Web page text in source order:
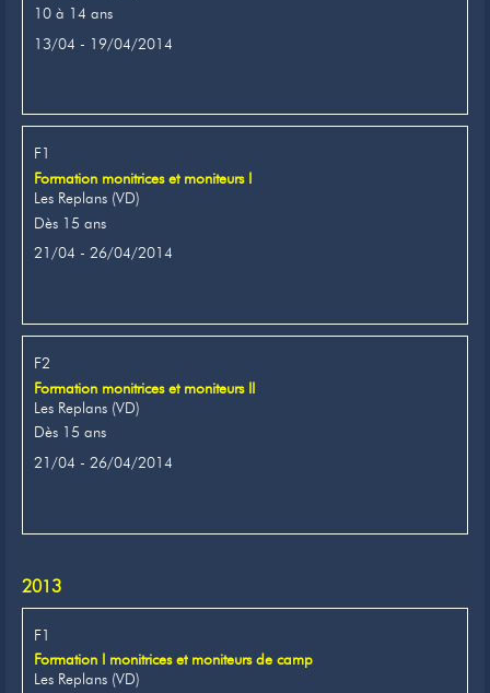
10 à 14 ans
13/04 - 19/04/2014
F1
Formation monitrices et moniteurs I
Les Replans (VD)
Dès 15 ans
21/04 - 26/04/2014
F2
Formation monitrices et moniteurs II
Les Replans (VD)
Dès 15 ans
21/04 - 26/04/2014
2013
F1
Formation I monitrices et moniteurs de camp
Les Replans (VD)